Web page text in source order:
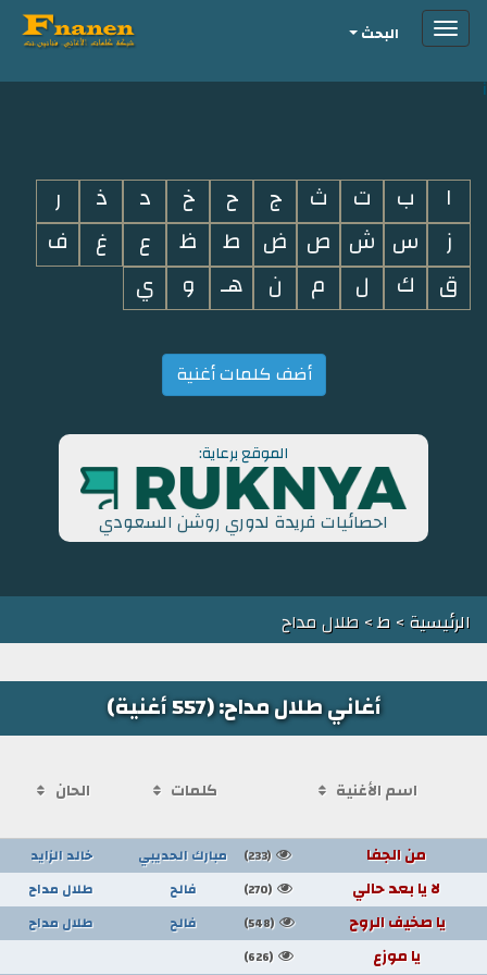
i
Toggleالبحث
ا ب ت ث ج ح خ د ذ
ر
ز
س ش ص ض ط ظ ع غ
ف
ق
ك ل م ن هـ و ي
أضف كلمات أغنية
الموقع برعاية:
احصائيات فريدة لدوري روشن السعودي
الرئيسية> ط> طلال مداح
أغاني طلال مداح: (557 أغنية)
اسم الأغنية كلمات الحان
من الجفا (233) مبارك الحديبي خالد الزايد
لا يا بعد حالي (270) فالح طلال مداح
يا صخيف الروح (548) فالح طلال مداح
يا موزع (626)